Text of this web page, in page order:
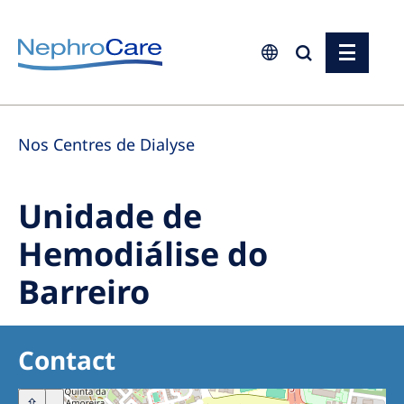
Europe
Czech Republic
Germany
Israel
Italy
Poland
Portugal
Nos Centres de Dialyse
Unidade de
Hemodiálise do
Barreiro
Contact